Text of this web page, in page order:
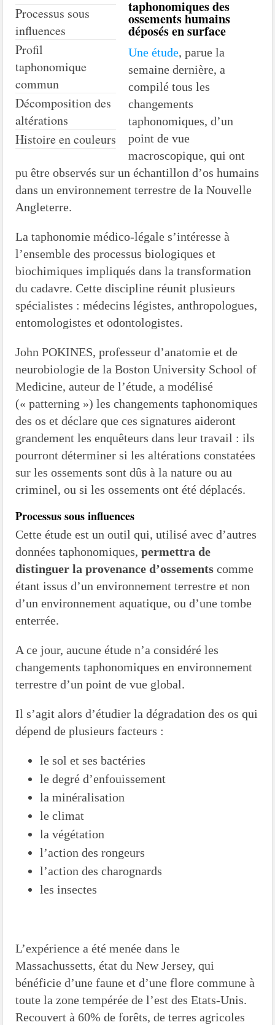
Processus sous
influences
Profil
taphonomique
commun
Décomposition des
altérations
Histoire en couleurs
taphonomiques des
ossements humains
déposés en surface
Une étude, parue la
semaine dernière, a
compilé tous les
changements
taphonomiques, d’un
point de vue
macroscopique, qui ont
pu être observés sur un échantillon d’os humains
dans un environnement terrestre de la Nouvelle
Angleterre.
La taphonomie médico-légale s’intéresse à
l’ensemble des processus biologiques et
biochimiques impliqués dans la transformation
du cadavre. Cette discipline réunit plusieurs
spécialistes : médecins légistes, anthropologues,
entomologistes et odontologistes.
John POKINES, professeur d’anatomie et de
neurobiologie de la Boston University School of
Medicine, auteur de l’étude, a modélisé
(« patterning ») les changements taphonomiques
des os et déclare que ces signatures aideront
grandement les enquêteurs dans leur travail : ils
pourront déterminer si les altérations constatées
sur les ossements sont dûs à la nature ou au
criminel, ou si les ossements ont été déplacés.
Processus sous influences
Cette étude est un outil qui, utilisé avec d’autres
données taphonomiques,permettra de
distinguer la provenance d’ossementscomme
étant issus d’un environnement terrestre et non
d’un environnement aquatique, ou d’une tombe
enterrée.
A ce jour, aucune étude n’a considéré les
changements taphonomiques en environnement
terrestre d’un point de vue global.
Il s’agit alors d’étudier la dégradation des os qui
dépend de plusieurs facteurs :
le sol et ses bactéries
le degré d’enfouissement
la minéralisation
le climat
la végétation
l’action des rongeurs
l’action des charognards
les insectes
L’expérience a été menée dans le
Massachussetts, état du New Jersey, qui
bénéficie d’une faune et d’une flore commune à
toute la zone tempérée de l’est des Etats-Unis.
Recouvert à 60% de forêts, de terres agricoles